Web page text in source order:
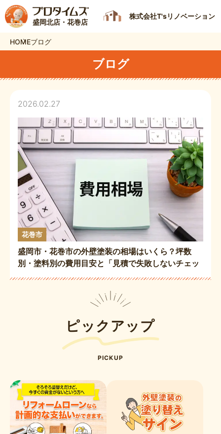
盛岡北店・花巻店
株式会社T'sリノベーション
HOMEブログ
ブログ
2026.02.27
花巻市
盛岡市・花巻市の外壁塗装の相場はいくら？坪数
別・塗料別の費用目安と「見積で失敗しないチェッ
ピックアップ
PICKUP